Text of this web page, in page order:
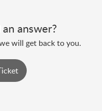
answer?
will get back to you.